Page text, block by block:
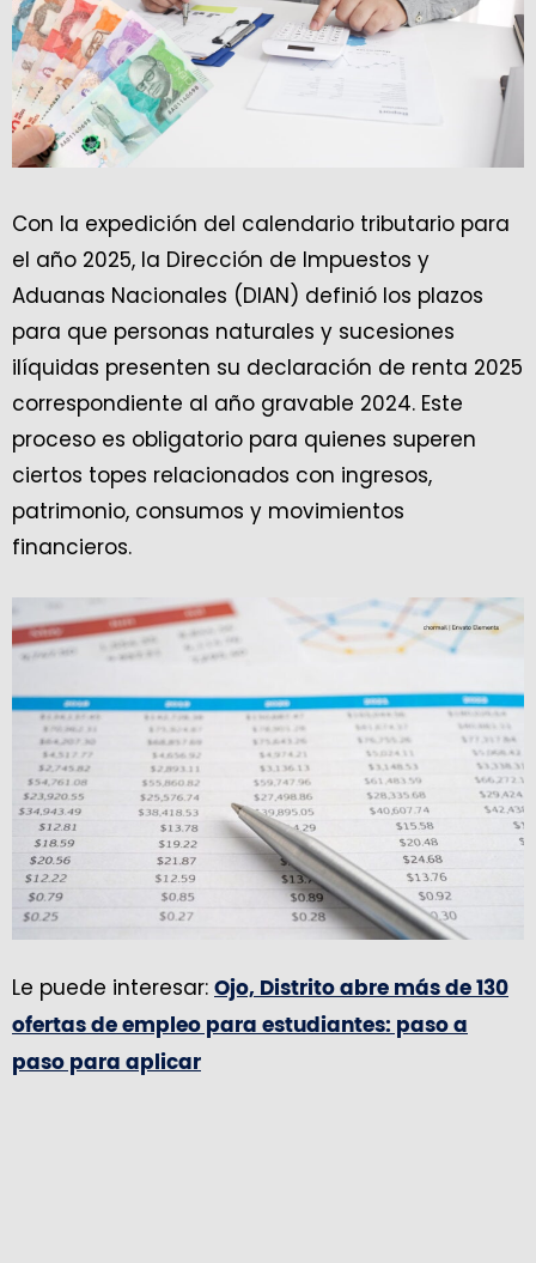
Con la expedición del calendario tributario para
el año 2025, la Dirección de Impuestos y
Aduanas Nacionales (DIAN) definió los plazos
para que personas naturales y sucesiones
ilíquidas presenten su declaración de renta 2025
correspondiente al año gravable 2024. Este
proceso es obligatorio para quienes superen
ciertos topes relacionados con ingresos,
patrimonio, consumos y movimientos
financieros.
Le puede interesar: Ojo, Distrito abre más de 130
ofertas de empleo para estudiantes: paso a
paso para aplicar